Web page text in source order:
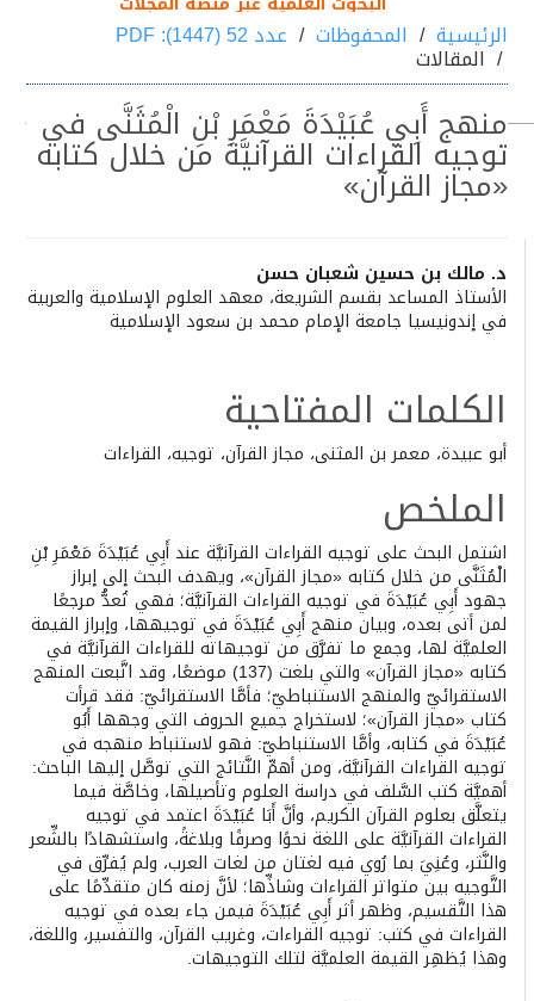
العلمية خلال الفترة من
25/12/1447هـ الموافق
11/06/2026م إلى 10/03/1448هـ
الموافق 23/08/2026م
الرئيسية المحفوظات عدد 52 (1447): PDF
المقالات
منهج أَبِي عُبَيْدَةَ مَعْمَرِ بْنِ الْمُثَنَّى في
توجيه القراءات القرآنيَّة من خلال كتابه
«مجاز القرآن»
Main
Article
د. مالك بن حسين شعبان حسن
الأستاذ المساعد بقسم الشريعة، معهد العلوم الإسلامية والعربية
في إندونيسيا جامعة الإمام محمد بن سعود الإسلامية
الكلمات المفتاحية
أبو عبيدة، معمر بن المثنى، مجاز القرآن، توجيه، القراءات
الملخص
اشتمل البحث على توجيه القراءات القرآنيَّة عند أَبِي عُبَيْدَةَ مَعْمَرِ بْنِ
الْمُثَنَّى من خلال كتابه «مجاز القرآن»، ويهدف البحث إلى إبراز
جهود أَبِي عُبَيْدَةَ في توجيه القراءات القرآنيَّة؛ فهي تُعدُّ مرجعًا
لمن أتى بعده، وبيان منهج أَبِي عُبَيْدَةَ في توجيهها، وإبراز القيمة
العلميَّة لها، وجمع ما تفرَّق من توجيهاته للقراءات القرآنيَّة في
كتابه «مجاز القرآن» والتي بلغت (137) موضعًا، وقد اتَّبعت المنهج
الاستقرائيّ والمنهج الاستنباطيّ؛ فأمَّا الاستقرائيّ: فقد قرأت
كتاب «مجاز القرآن»؛ لاستخراج جميع الحروف التي وجهها أَبُو
عُبَيْدَةَ في كتابه، وأمَّا الاستنباطيّ: فهو لاستنباط منهجه في
توجيه القراءات القرآنيَّة، ومن أهمِّ النَّتائج التي توصَّل إليها الباحث:
أهميَّة كتب السَّلف في دراسة العلوم وتأصيلها، وخاصَّة فيما
يتعلَّق بعلوم القرآن الكريم، وأنَّ أَبَا عُبَيْدَةَ اعتمد في توجيه
القراءات القرآنيَّة على اللغة نحوًا وصرفًا وبلاغةً، واستشهادًا بالشِّعر
والنَّثر، وعُنِيَ بما رُوي فيه لغتان من لغات العرب، ولم يُفرِّق في
التَّوجيه بين متواتر القراءات وشاذِّها؛ لأنَّ زمنه كان متقدِّمًا على
هذا التَّقسيم، وظهر أثر أَبِي عُبَيْدَةَ فيمن جاء بعده في توجيه
القراءات في كتب: توجيه القراءات، وغريب القرآن، والتفسير، واللغة،
وهذا يُظهِر القيمة العلميَّة لتلك التوجيهات.